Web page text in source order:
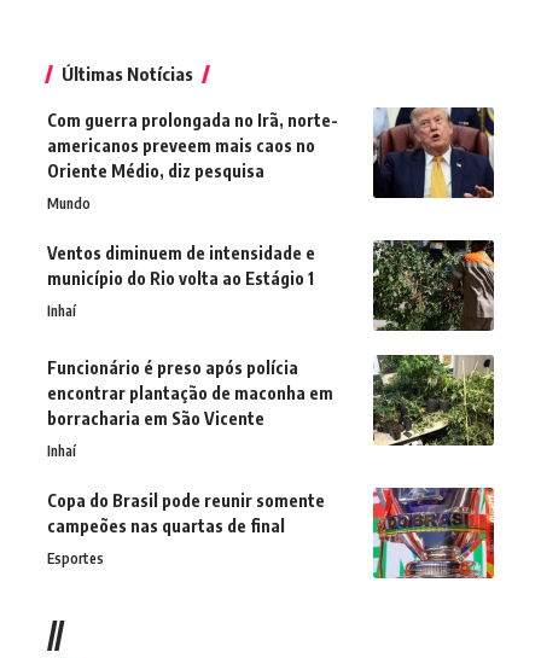
Últimas Notícias
Com guerra prolongada no Irã, norte-
americanos preveem mais caos no
Oriente Médio, diz pesquisa
Mundo
Ventos diminuem de intensidade e
município do Rio volta ao Estágio 1
Inhaí
Funcionário é preso após polícia
encontrar plantação de maconha em
borracharia em São Vicente
Inhaí
Copa do Brasil pode reunir somente
campeões nas quartas de final
Esportes
//